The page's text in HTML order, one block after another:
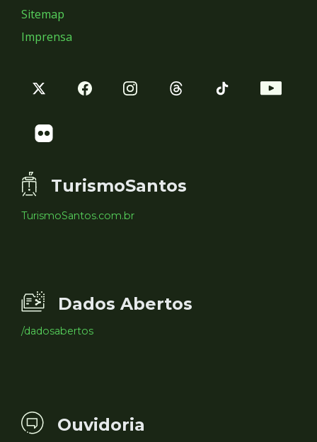
Sitemap
Imprensa
TurismoSantos
TurismoSantos.com.br
Dados Abertos
/dadosabertos
Ouvidoria